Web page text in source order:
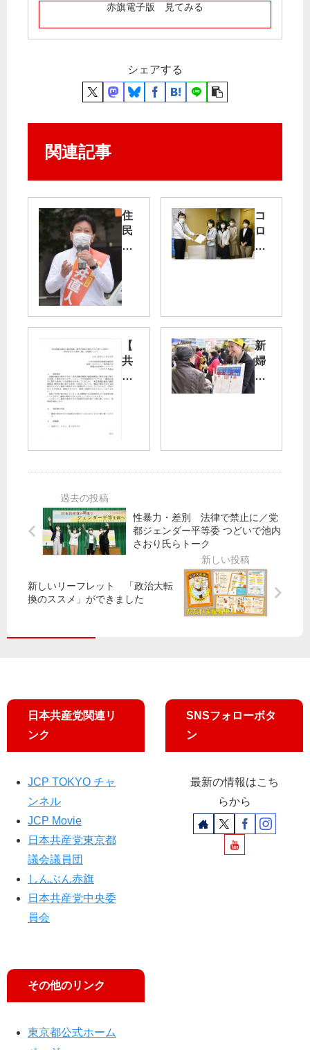
赤旗電子版 見てみる
シェアする
関連記事
住
民
優
へ
東
京
・
候
補
声
コ
ロ
ナ
医
化
を
都
に
団
急
の
【
共
産
】
末
手
当
据
置
き
新
婦
人
ひ
り
汚
染
豊
洲
新
市
民
け
す
」
性暴力・差別 法律で禁止に／党
都ジェンダー平等委 つどいで池内
さおり氏らトーク
新しいリーフレット 「政治大転
換のススメ」ができました
日本共産党関連リ
ンク
JCP TOKYO チャ
ンネル
JCP Movie
日本共産党東京都
議会議員団
しんぶん赤旗
日本共産党中央委
員会
その他のリンク
東京都公式ホーム
SNSフォローボタ
ン
最新の情報はこち
らから